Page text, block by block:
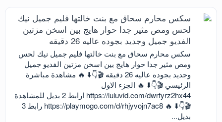
سكس محارم سحاق مع بنت خالتها فليم جميل نيك
لحس ومص مثير جدا حوار هايج بين اسخن مزتين
الفديو جميل وجديد بجوده عاليه 26 دقيقه
سكس محارم سحاق مع بنت خالتها فليم جميل نيك لحس
ومص مثير جدا حوار هايج بين اسخن مزتين الفديو جميل
وجديد بجوده عاليه 26 دقيقه 🎬👇⬇️ 🔥 مشاهدة مباشرة
الرئيسي 🎬👇⬇️ 🔥 الجزء الاول
https://luluvid.com/dwrfyrz2hx44 ارابط 2 بديل للمشاهدة
🎬👇⬇️ 🔥 https://playmogo.com/d/rhjyvojn7ac8 رابط 3
بديل...